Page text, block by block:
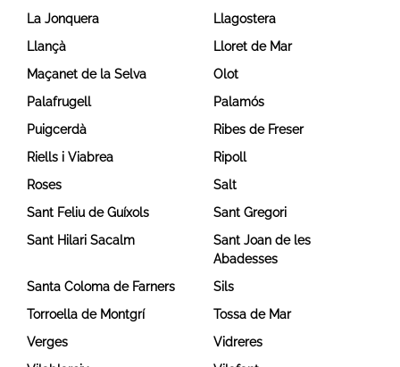
La Jonquera
Llagostera
Llançà
Lloret de Mar
Maçanet de la Selva
Olot
Palafrugell
Palamós
Puigcerdà
Ribes de Freser
Riells i Viabrea
Ripoll
Roses
Salt
Sant Feliu de Guíxols
Sant Gregori
Sant Hilari Sacalm
Sant Joan de les
Abadesses
Santa Coloma de Farners
Sils
Torroella de Montgrí
Tossa de Mar
Verges
Vidreres